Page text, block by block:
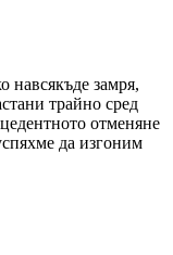
навсякъде замря,
трайно сред
отменяне
да изгоним